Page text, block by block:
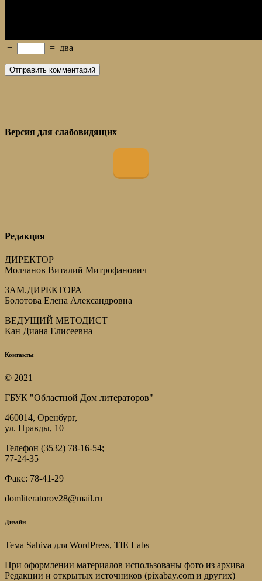
− = два
Версия для слабовидящих
Редакция
ДИРЕКТОР
Молчанов Виталий Митрофанович
ЗАМ.ДИРЕКТОРА
Болотова Елена Александровна
ВЕДУЩИЙ МЕТОДИСТ
Кан Диана Елисеевна
Контакты
© 2021
ГБУК "Областной Дом литераторов"
460014, Оренбург,
ул. Правды, 10
Телефон (3532) 78-16-54;
77-24-35
Факс: 78-41-29
domliteratorov28@mail.ru
Дизайн
Тема Sahiva для WordPress, TIE Labs
При оформлении материалов использованы фото из архива
Редакции и открытых источников (pixabay.com и других)